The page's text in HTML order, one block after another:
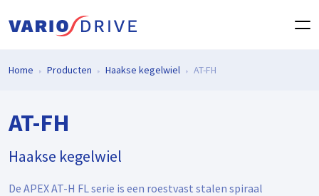
Home Producten Haakse kegelwiel AT-FH
AT-FH
Haakse kegelwiel
De APEX AT-H FL serie is een roestvast stalen spiraal